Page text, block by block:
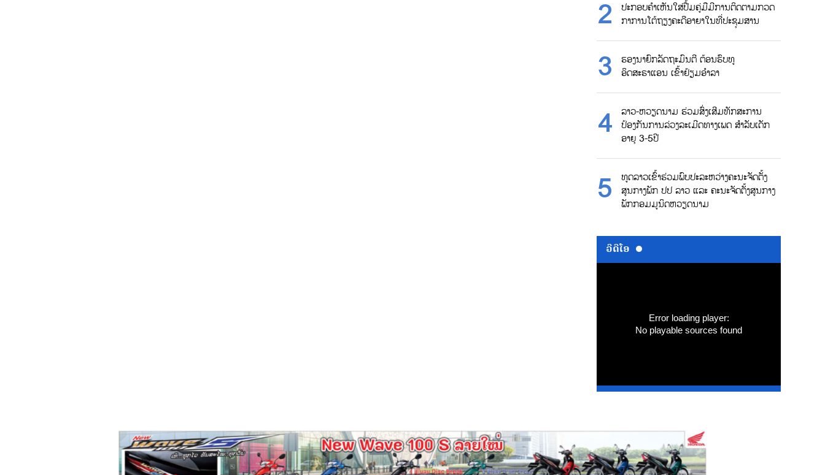
ປະກອບຄຳເຫັນໃສ່ປື້ມຄູ່ມືມີການຕິດຕາມກວດ
ກາການໂຕ້ຖຽງຄະດີອາຍາໃນທີ່ປະຊຸມສານ
ຮອງນາຍົກລັດຖະມົນຕີ ຕ້ອນຮົບທູ
ອິດສະຣາແອນ ເຂົ້າຢ້ຽມອຳລາ
ລາວ-ຫວຽດນາມ ຮ່ວມສົ່ງເສີມທັກສະການ
ປ້ອງກັນການລ່ວງລະເມີດທາງເພດ ສຳລັບເດັກ
ອາຍຸ 3-5ປີ
ທູດລາວເຂົ້າຮ່ວມພົບປະລະຫວ່າງຄະນະຈັດຕັ້ງ
ສູນກາງພັກ ປປ ລາວ ແລະ ຄະນະຈັດຕັ້ງສູນກາງ
ພັກກອມມູນິດຫວຽດນາມ
ວີດີໂອ
Error loading player:
No playable sources found